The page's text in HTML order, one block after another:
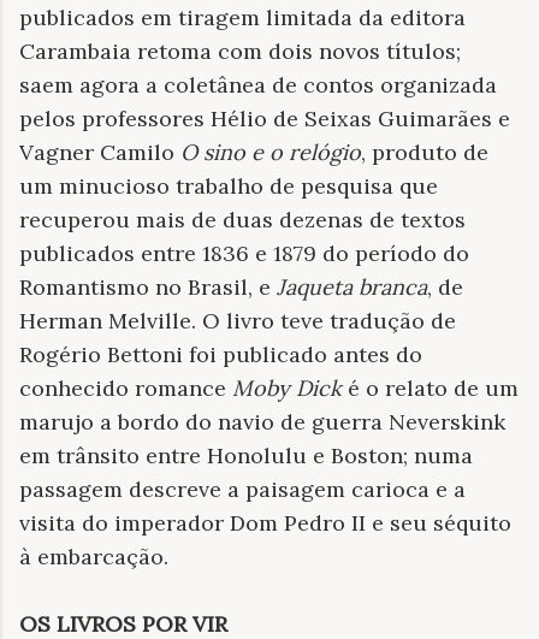
publicados em tiragem limitada da editora
Carambaia retoma com dois novos títulos;
saem agora a coletânea de contos organizada
pelos professores Hélio de Seixas Guimarães e
Vagner Camilo O sino e o relógio, produto de
um minucioso trabalho de pesquisa que
recuperou mais de duas dezenas de textos
publicados entre 1836 e 1879 do período do
Romantismo no Brasil, e Jaqueta branca, de
Herman Melville. O livro teve tradução de
Rogério Bettoni foi publicado antes do
conhecido romance Moby Dické o relato de um
marujo a bordo do navio de guerra Neverskink
em trânsito entre Honolulu e Boston; numa
passagem descreve a paisagem carioca e a
visita do imperador Dom Pedro II e seu séquito
à embarcação.
OS LIVROS POR VIR